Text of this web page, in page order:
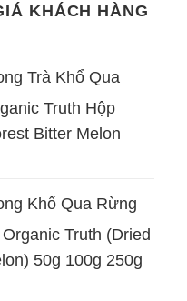
KHÁCH HÀNG
Trà Khổ Qua
Truth Hộp
Bitter Melon
Khổ Qua Rừng
Truth (Dried
50g 100g 250g